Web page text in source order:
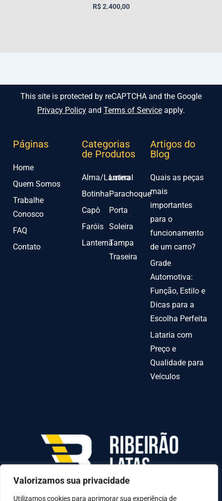
Valorizamos sua privacidade
Utilizamos cookies para aprimorar sua experiência de
R$2.400,00
This site is protected by reCAPTCHA and the Google
Privacy Policy and Terms of Service apply.
Páginas
Home
Quem Somos
Trabalhe
Conosco
FAQ
Contato
Categorias
de Produtos
Alma/Lamina
Botinha
Capô
Faróis
Lanterna
Lateral
Parachoque
Porta
Soleira
Tampa
Traseira
Artigos do
Blog
Quais as peças
mais
importantes
para o
funcionamento
de um carro?
Grade
Automotiva:
Função, Estilo e
Dicas para a
Escolha Perfeita
Lataria com
Preço e
Qualidade para
Veículos
AV INDEPENDENCIA º 6378 QUADRA70-C LOTE
31-A, Goiânia - GO, 74070-010